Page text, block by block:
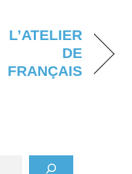
L’ATELIER
DE
FRANÇAIS